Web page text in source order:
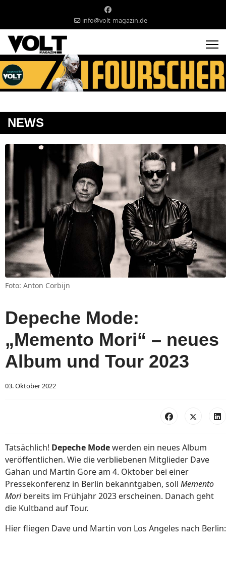
info@volt-magazin.de
NEWS
Foto: Anton Corbijn
Depeche Mode:
„Memento Mori“ – neues
Album und Tour 2023
03. Oktober 2022
Tatsächlich! Depeche Modewerden ein neues Album
veröffentlichen. Wie die verbliebenen Mitglieder Dave
Gahan und Martin Gore am 4. Oktober bei einer
Pressekonferenz in Berlin bekanntgaben, soll Memento
Moribereits im Frühjahr 2023 erscheinen. Danach geht
die Kultband auf Tour.
Hier fliegen Dave und Martin von Los Angeles nach Berlin: